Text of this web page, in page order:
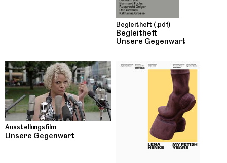
Begleitheft (.pdf)
Begleitheft
Unsere Gegenwart
Ausstellungsfilm
Unsere Gegenwart